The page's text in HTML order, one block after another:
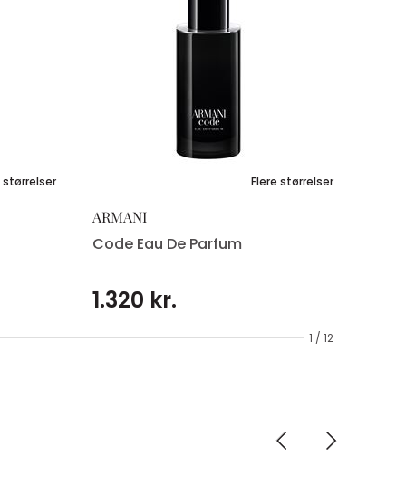
1 / 12
størrelser Flere størrelser
ARMANI
Code Eau De Parfum
1.320 kr.